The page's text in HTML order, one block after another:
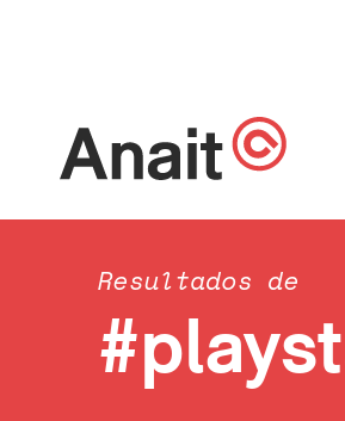
Resultados de